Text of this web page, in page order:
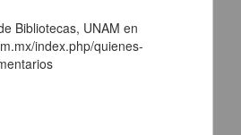
Bibliotecas, UNAM en
index.php/quienes-